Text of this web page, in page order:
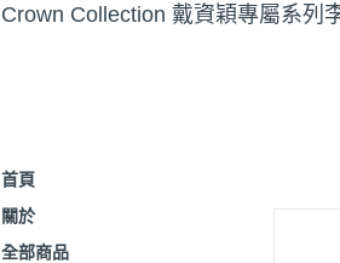
Crown Collection 戴資穎專屬系列
首頁
關於
全部商品